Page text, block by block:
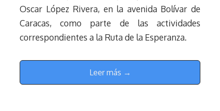
Oscar López Rivera, en la avenida Bolívar de
Caracas, como parte de las actividades
correspondientes a la Ruta de la Esperanza.
Leer más →